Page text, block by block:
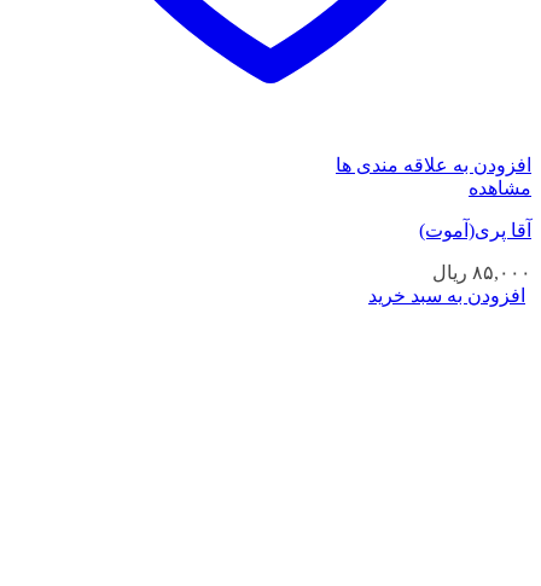
افزودن به علاقه مندی ها
مشاهده
آقا پری(آموت)
۸۵,۰۰۰ ریال
افزودن به سبد خرید